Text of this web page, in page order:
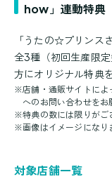
how」連動特典
「うたの☆プリン
全3種（初回生産限
方にオリジナル特典
※店舗・通販サイトに
へのお問い合わせをお
※特典の数には限りがご
※画像はイメージになり
対象店舗一覧